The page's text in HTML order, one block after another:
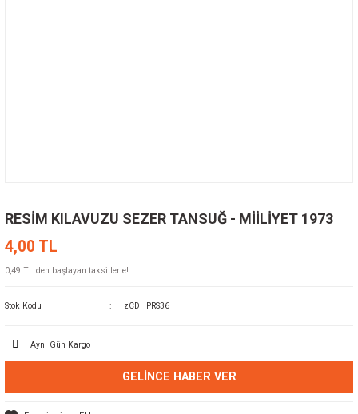
RESİM KILAVUZU SEZER TANSUĞ - MİİLİYET 1973
4,00 TL
0,49 TL den başlayan taksitlerle!
Stok Kodu zCDHPRS36
Aynı Gün Kargo
GELINCE HABER VER